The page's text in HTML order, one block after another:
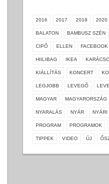
2016 2017 2018 2020
BALATON BAMBUSZ SZÉN
CIPŐ ELLEN FACEBOOK
HIILIBAG IKEA
KIÁLLÍTÁS KONCERT
LEGJOBB LEVEGŐ
MAGYAR MAGYARORSZÁG
NYARALÁS NYÁR NYÁRI
PROGRAM PROGRAMOK
TIPPEK VIDEO ÚJ